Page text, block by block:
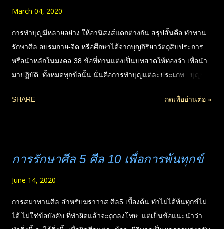
March 04, 2020
การทำบุญมีหลายอย่าง ให้อานิสงส์แตกต่างกัน สรุปสั้นคือ ทำทาน
รักษาศีล อบรมกาย-จิต หรือศึกษาได้จากบุญกิริยาวัตถุสิบประการ
หรือนำหลักในมงคล 38 ข้อที่ท่านแต่งเป็นบทสวดให้ท่องจำ เพื่อนำ
มาปฏิบัติ ทั้งหมดทุกข้อนั้น นั่นคือการทำบุญแต่ละประเภท บุญขั้น
ข้าว น้ำ ที่อยู่ ให้อภัย ให้ธรรมะ ให้ความรู้ ฯลฯ พระสาวกผู้เด่นใน
ทานการให้ อาจมีอานิสงส์น้อยกว่า การรักษาศีล และเจริญสติ
ต่อการก้าวไปสู่ขั้นต่อไปได้ง่าย สะดวก มั่นคง จิตไม่ตระหนี่ จิต
แห่งความเสียสละ จิตเมตตา จิตแบบนี้เท่านั้นจึงจะรักษาศีล เจริญ
สติสำเร็จได้จริง ดังนั้นจึงใส่ใจกับการทำบุญให้ทาน อย่างสม่ำเสมอ
SHARE กดเพื่ออ่านต่อ »
การรักษาศีล 5 ศีล 10 เพื่อการพ้นทุกข์
June 14, 2020
การสมาทานศีล สำหรับฆราวาส ศีล5 เบื้องต้น ทำไม่ได้พ้นทุกข์ไม่
ได้ ไม่ใช่ข้อบังคับ ที่ทำผิดแล้วจะถูกลงโทษ แต่เป็นข้อแนะนำว่า